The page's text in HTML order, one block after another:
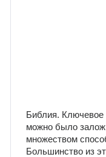
Библия. Ключевое
можно было
множеством
Большинство из